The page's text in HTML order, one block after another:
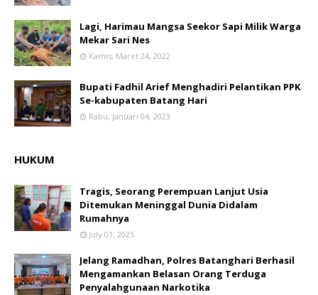
Lagi, Harimau Mangsa Seekor Sapi Milik Warga
Mekar Sari Nes
Kamis, Maret 24, 2022
Bupati Fadhil Arief Menghadiri Pelantikan PPK
Se-kabupaten Batang Hari
Rabu, Januari 04, 2023
HUKUM
Tragis, Seorang Perempuan Lanjut Usia
Ditemukan Meninggal Dunia Didalam
Rumahnya
July 01, 2025
Jelang Ramadhan, Polres Batanghari Berhasil
Mengamankan Belasan Orang Terduga
Penyalahgunaan Narkotika